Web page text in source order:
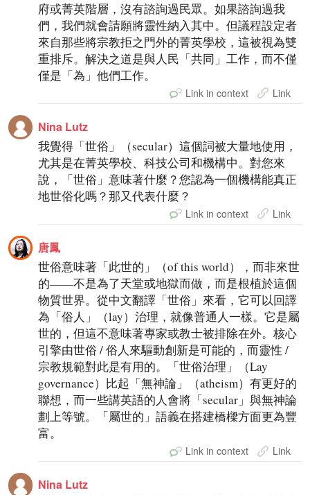
府或菁英階層，沒有諮詢過民眾。如果諮詢過我
們，我們就會請願將靈性納入其中。但議程設定者
來自那些將宗教拒之門外的菁英學校，這被視為雙
重排斥。解決之道是與人民「共同」工作，而不僅
僅是「為」他們工作。
Link in context Link
Nina Lutz
我覺得「世俗」（secular）這個詞被大量地使用，
尤其是在菁英學校、科技公司和機構中。對您來
說，「世俗」意味著什麼？您認為一個機構能真正
地世俗化嗎？那又代表什麼？
Link in context Link
唐鳳
世俗意味著「此世的」（of this world），而非來世
的——不是為了天堂或地獄而做，而是根植於這個
物質世界。從中文翻譯「世俗」來看，它可以回譯
為「俗人」（lay）治理，就像普通人一樣。它是屬
世的，但這不意味著專家或教士被排除在外。核心
引擎由世俗 / 俗人來驅動創新是可能的，而靈性 /
宗教規範對此是有用的。「世俗治理」（Lay
governance）比起「無神論」（atheism）有更好的
聯想，而一些講英語的人會將「secular」與無神論
劃上等號。「屬世的」語義在搭建橋樑方面更為豐
富。
Link in context Link
Nina Lutz